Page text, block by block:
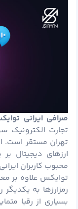
صرافی ایرانی
تجارت
تهران مستقر است.
ارزهای دیجیتال
محبوب کاربران
توایکس علاوه بر
رمزارزها به
بسیاری از رقبا